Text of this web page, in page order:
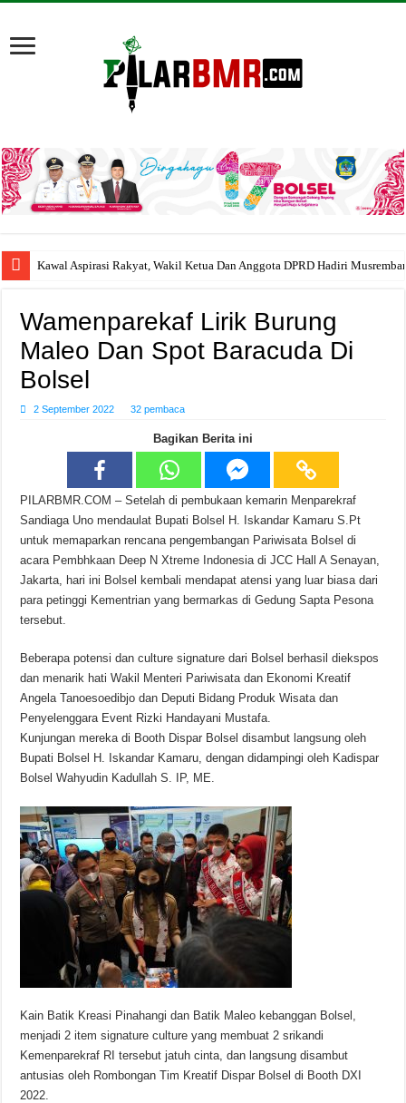
Kawal Aspirasi Rakyat, Wakil Ketua Dan Anggota DPRD Hadiri
Wamenparekaf Lirik Burung
Maleo Dan Spot Baracuda Di
Bolsel
2 September 2022 32 pembaca
Bagikan Berita ini
PILARBMR.COM – Setelah di pembukaan kemarin Menparekraf
Sandiaga Uno mendaulat Bupati Bolsel H. Iskandar Kamaru S.Pt
untuk memaparkan rencana pengembangan Pariwisata Bolsel di
acara Pembhkaan Deep N Xtreme Indonesia di JCC Hall A Senayan,
Jakarta, hari ini Bolsel kembali mendapat atensi yang luar biasa dari
para petinggi Kementrian yang bermarkas di Gedung Sapta Pesona
tersebut.
Beberapa potensi dan culture signature dari Bolsel berhasil diekspos
dan menarik hati Wakil Menteri Pariwisata dan Ekonomi Kreatif
Angela Tanoesoedibjo dan Deputi Bidang Produk Wisata dan
Penyelenggara Event Rizki Handayani Mustafa.
Kunjungan mereka di Booth Dispar Bolsel disambut langsung oleh
Bupati Bolsel H. Iskandar Kamaru, dengan didampingi oleh Kadispar
Bolsel Wahyudin Kadullah S. IP, ME.
Kain Batik Kreasi Pinahangi dan Batik Maleo kebanggan Bolsel,
menjadi 2 item signature culture yang membuat 2 srikandi
Kemenparekraf RI tersebut jatuh cinta, dan langsung disambut
antusias oleh Rombongan Tim Kreatif Dispar Bolsel di Booth DXI
2022.